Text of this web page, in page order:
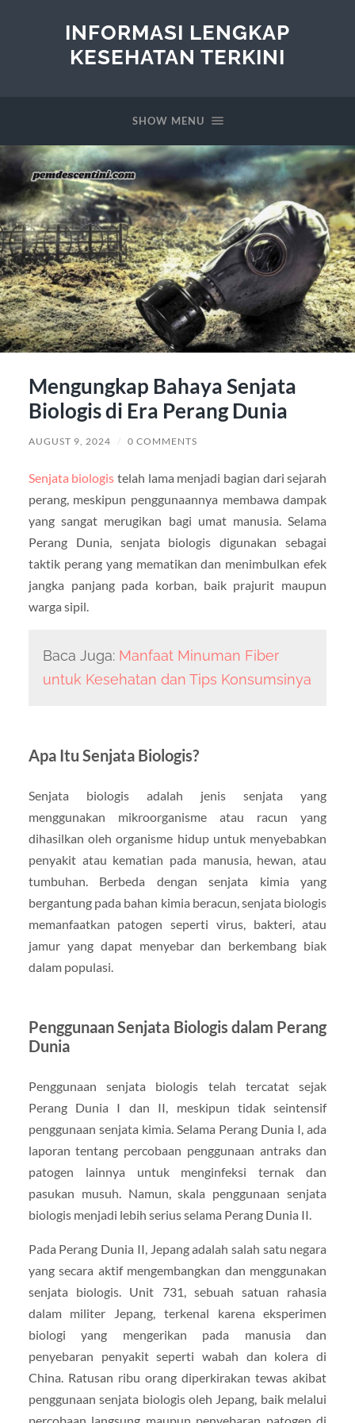
INFORMASI LENGKAP
KESEHATAN TERKINI
SHOW MENU
Mengungkap Bahaya Senjata
Biologis di Era Perang Dunia
AUGUST 9, 2024 / 0 COMMENTS
Senjata biologis telah lama menjadi bagian dari sejarah
perang, meskipun penggunaannya membawa dampak
yang sangat merugikan bagi umat manusia. Selama
Perang Dunia, senjata biologis digunakan sebagai
taktik perang yang mematikan dan menimbulkan efek
jangka panjang pada korban, baik prajurit maupun
warga sipil.
Baca Juga: Manfaat Minuman Fiber
untuk Kesehatan dan Tips Konsumsinya
Apa Itu Senjata Biologis?
Senjata biologis adalah jenis senjata yang
menggunakan mikroorganisme atau racun yang
dihasilkan oleh organisme hidup untuk menyebabkan
penyakit atau kematian pada manusia, hewan, atau
tumbuhan. Berbeda dengan senjata kimia yang
bergantung pada bahan kimia beracun, senjata biologis
memanfaatkan patogen seperti virus, bakteri, atau
jamur yang dapat menyebar dan berkembang biak
dalam populasi.
Penggunaan Senjata Biologis dalam Perang
Dunia
Penggunaan senjata biologis telah tercatat sejak
Perang Dunia I dan II, meskipun tidak seintensif
penggunaan senjata kimia. Selama Perang Dunia I, ada
laporan tentang percobaan penggunaan antraks dan
patogen lainnya untuk menginfeksi ternak dan
pasukan musuh. Namun, skala penggunaan senjata
biologis menjadi lebih serius selama Perang Dunia II.
Pada Perang Dunia II, Jepang adalah salah satu negara
yang secara aktif mengembangkan dan menggunakan
senjata biologis. Unit 731, sebuah satuan rahasia
dalam militer Jepang, terkenal karena eksperimen
biologi yang mengerikan pada manusia dan
penyebaran penyakit seperti wabah dan kolera di
China. Ratusan ribu orang diperkirakan tewas akibat
penggunaan senjata biologis oleh Jepang, baik melalui